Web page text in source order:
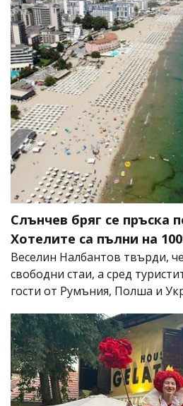
Слънчев бряг се пръска
Хотелите са пълни на
Веселин Налбантов твърди,
свободни стаи, а сред
гости от Румъния, Полша и